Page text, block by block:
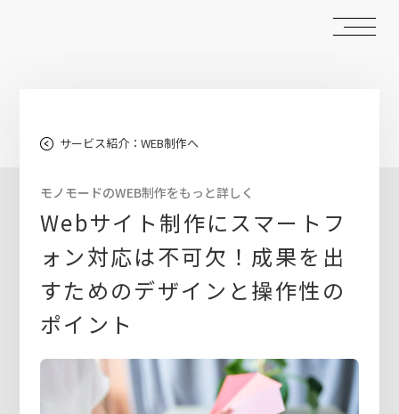
サービス紹介：WEB制作へ
モノモードのWEB制作をもっと詳しく
Webサイト制作にスマートフ
ォン対応は不可欠！成果を出
すためのデザインと操作性の
ポイント